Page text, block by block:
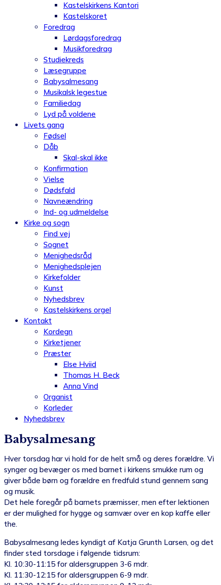
Kastelskirkens Kantori
Kastelskoret
Foredrag
Lørdagsforedrag
Musikforedrag
Studiekreds
Læsegruppe
Babysalmesang
Musikalsk legestue
Familiedag
Lyd på voldene
Livets gang
Fødsel
Dåb
Skal-skal ikke
Konfirmation
Vielse
Dødsfald
Navneændring
Ind- og udmeldelse
Kirke og sogn
Find vej
Sognet
Menighedsråd
Menighedsplejen
Kirkefolder
Kunst
Nyhedsbrev
Kastelskirkens orgel
Kontakt
Kordegn
Kirketjener
Præster
Else Hviid
Thomas H. Beck
Anna Vind
Organist
Korleder
Nyhedsbrev
Babysalmesang
Hver torsdag har vi hold for de helt små og deres forældre. Vi
synger og bevæger os med barnet i kirkens smukke rum og
giver både børn og forældre en fredfuld stund gennem sang
og musik.
Det hele foregår på barnets præmisser, men efter lektionen
er der mulighed for hygge og samvær over en kop kaffe eller
the.
Babysalmesang ledes kyndigt af Katja Grunth Larsen, og det
finder sted torsdage i følgende tidsrum:
Kl. 10:30-11:15 for aldersgruppen 3-6 mdr.
Kl. 11:30-12:15 for aldersgruppen 6-9 mdr.